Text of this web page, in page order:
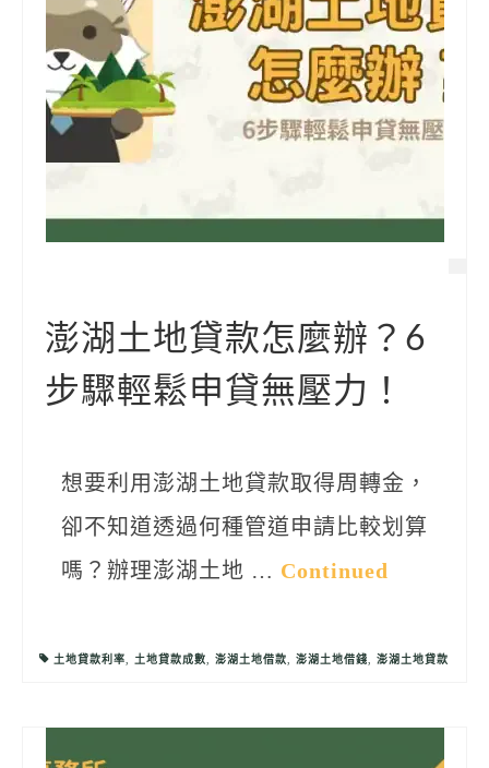
申貸Q&A
久通專欄
時事解析
生活理財
澎湖土地貸款怎麼辦？6
步驟輕鬆申貸無壓力！
想要利用澎湖土地貸款取得周轉金，
卻不知道透過何種管道申請比較划算
嗎？辦理澎湖土地 … Continued
土地貸款利率, 土地貸款成數, 澎湖土地借款, 澎湖土地借錢, 澎湖土地貸款